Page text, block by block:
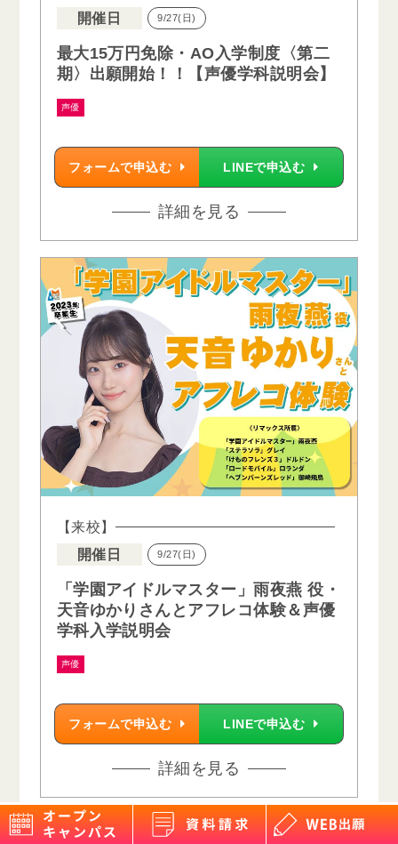
開催日
9/27(日)
最大15万円免除・AO入学制度〈第二
期〉出願開始！！【声優学科説明会】
声優
フォームで申込む LINEで申込む
詳細を見る
【来校】
開催日
9/27(日)
「学園アイドルマスター」雨夜燕 役・
天音ゆかりさんとアフレコ体験＆声優
学科入学説明会
声優
フォームで申込む LINEで申込む
詳細を見る